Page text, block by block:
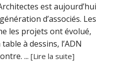
est aujourd’hui
d’associés. Les
les projets ont évolué,
à dessins, l’ADN
...[Lire la suite]